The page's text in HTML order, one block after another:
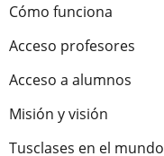
Cómo funciona
Acceso profesores
Acceso a alumnos
Misión y visión
Tusclases en el mundo